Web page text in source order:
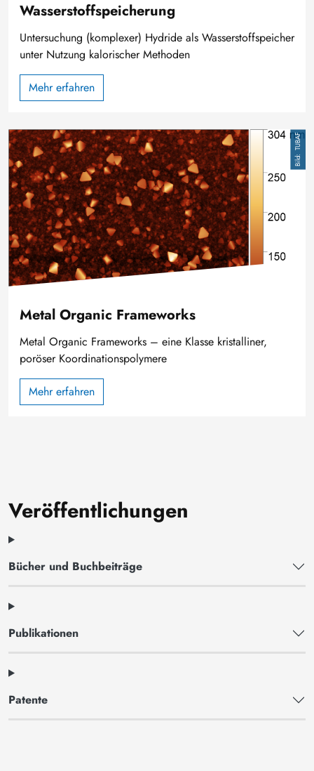
Wasserstoffspeicherung
Untersuchung (komplexer) Hydride als Wasserstoffspeicher
unter Nutzung kalorischer Methoden
Mehr erfahren
Bild TUBAF
Metal Organic Frameworks
Metal Organic Frameworks – eine Klasse kristalliner,
poröser Koordinationspolymere
Mehr erfahren
Veröffentlichungen
Bücher und Buchbeiträge
Publikationen
Patente